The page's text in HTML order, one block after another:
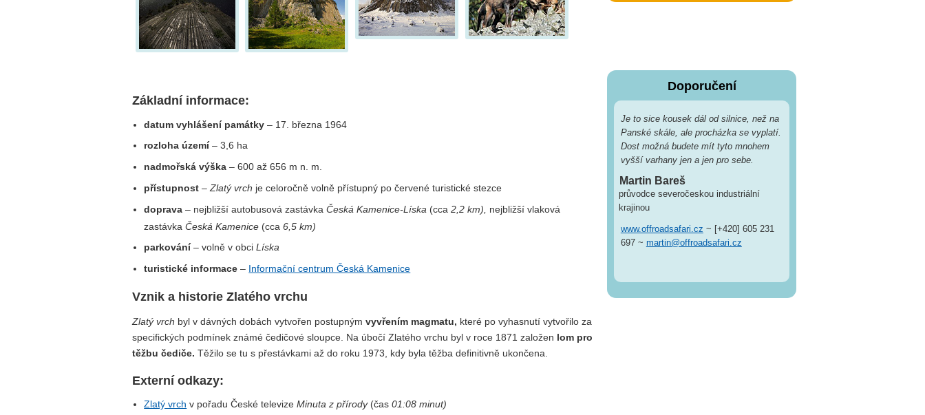
Základní informace:
datum vyhlášení památky – 17. března 1964
rozloha území– 3,6 ha
nadmořská výška – 600 až 656 m n. m.
přístupnost –Zlatý vrch je celoročně volně přístupný po červené turistické stezce
doprava – nejbližší autobusová zastávkaČeská Kamenice-Líska (cca2,2 km),
nejbližší vlaková
zastávkaČeská Kamenice (cca6,5 km)
parkování– volně v obciLíska
turistické informace – Informační centrum Česká Kamenice
Vznik a historie Zlatého vrchu
Zlatý vrch byl v dávných dobách vytvořen postupným vyvřením magmatu, které po vyhasnutí vytvořilo za
specifických podmínek známé čedičové sloupce. Na úbočí Zlatého vrchu byl v roce 1871 založen lom pro
těžbu čediče. Těžilo se tu s přestávkami až do roku 1973, kdy byla těžba definitivně ukončena.
Externí odkazy:
Zlatý vrch v pořadu České televizeMinuta z přírody(čas01:08 minut)
Doporučení
Je to sice kousek dál od silnice, než na
Panské skále, ale procházka se vyplatí.
Dost možná budete mít tyto mnohem
vyšší varhany jen a jen pro sebe.
Martin Bareš
průvodce severočeskou industriální
krajinou
www.offroadsafari.cz ~ [+420] 605 231
697 ~ martin@offroadsafari.cz